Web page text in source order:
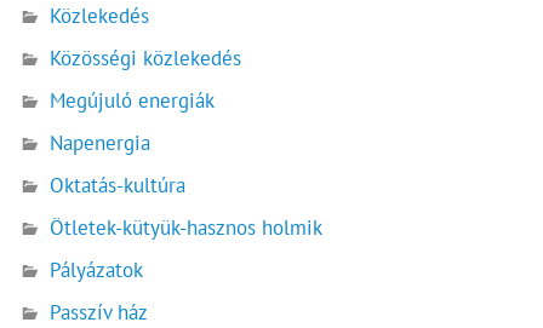
Közlekedés
Közösségi közlekedés
Megújuló energiák
Napenergia
Oktatás-kultúra
Ötletek-kütyük-hasznos holmik
Pályázatok
Passzív ház